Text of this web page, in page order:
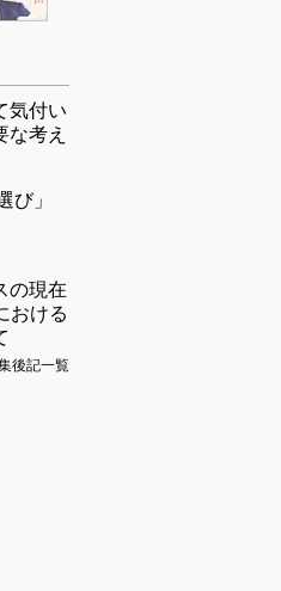
気付い
な考え
び」
の現在
おける
後記一覧